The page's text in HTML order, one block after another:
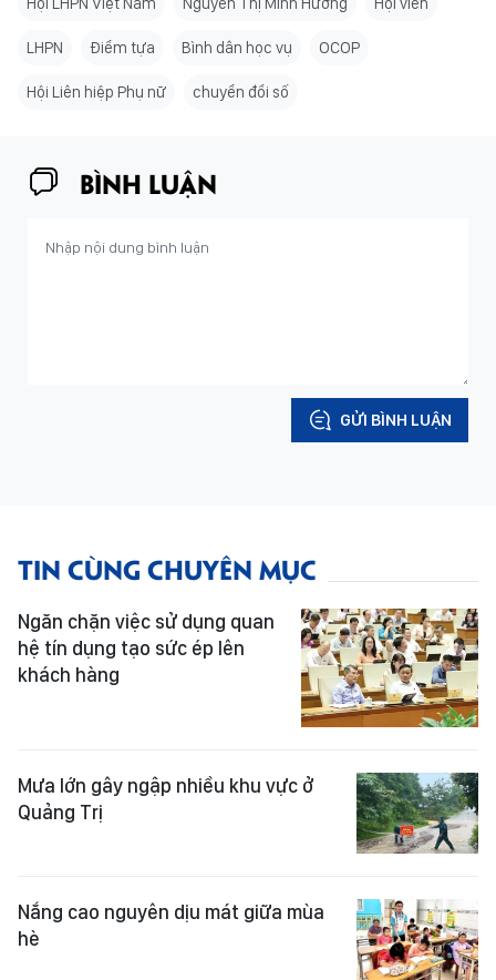
LHPN Điểm tựa Bình dân học vụ OCOP
Hội Liên hiệp Phụ nữ chuyển đổi số
BÌNH LUẬN
GỬI BÌNH LUẬN
TIN CÙNG CHUYÊN MỤC
Ngăn chặn việc sử dụng quan
hệ tín dụng tạo sức ép lên
khách hàng
Mưa lớn gây ngập nhiều khu vực ở
Quảng Trị
Nắng cao nguyên dịu mát giữa mùa
hè